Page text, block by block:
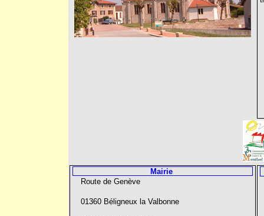
Mairie
Route de Genève
01360 Béligneux la Valbonne